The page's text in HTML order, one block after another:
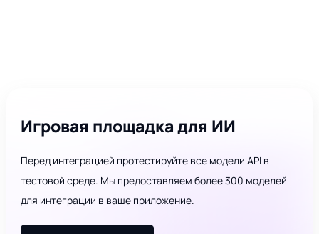
Игровая площадка для ИИ
Перед интеграцией протестируйте все модели API в
тестовой среде. Мы предоставляем более 300 моделей
для интеграции в ваше приложение.